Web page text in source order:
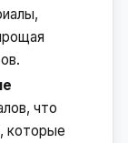
что
которые